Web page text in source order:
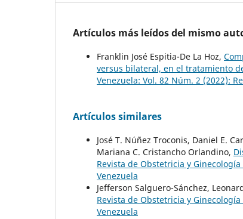
Artículos más leídos del mismo
Franklin José Espitia-De La Hoz,
versus bilateral, en el tratamiento
Venezuela: Vol. 82 Núm. 2 (2022):
Artículos similares
José T. Núñez Troconis, Daniel E.
Mariana C. Cristancho Orlandino,
Revista de Obstetricia y
Venezuela
Jefferson Salguero-Sánchez,
Revista de Obstetricia y
Venezuela